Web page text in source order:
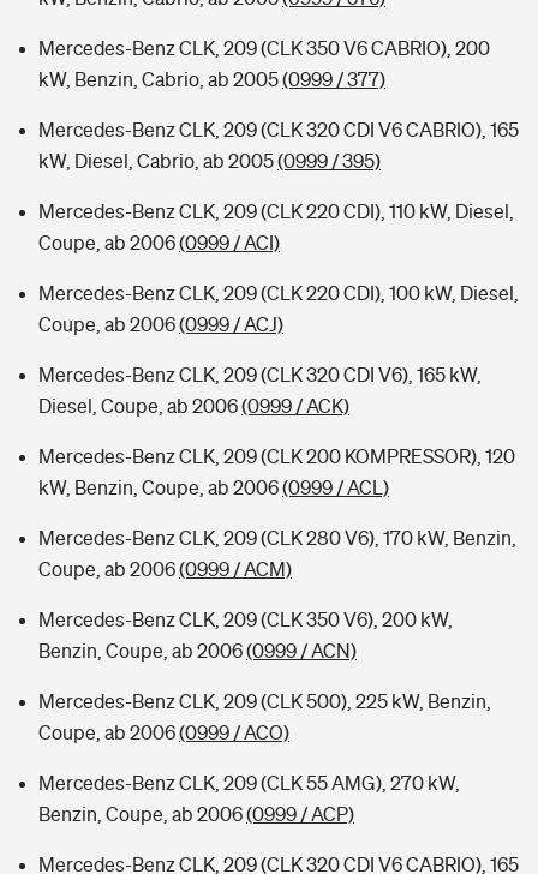
Mercedes-Benz CLK, 209 (CLK 350 V6 CABRIO), 200
kW, Benzin, Cabrio, ab 2005(0999 / 377)
Mercedes-Benz CLK, 209 (CLK 320 CDI V6 CABRIO), 165
kW, Diesel, Cabrio, ab 2005(0999 / 395)
Mercedes-Benz CLK, 209 (CLK 220 CDI), 110 kW, Diesel,
Coupe, ab 2006(0999 / ACI)
Mercedes-Benz CLK, 209 (CLK 220 CDI), 100 kW, Diesel,
Coupe, ab 2006(0999 / ACJ)
Mercedes-Benz CLK, 209 (CLK 320 CDI V6), 165 kW,
Diesel, Coupe, ab 2006(0999 / ACK)
Mercedes-Benz CLK, 209 (CLK 200 KOMPRESSOR), 120
kW, Benzin, Coupe, ab 2006(0999 / ACL)
Mercedes-Benz CLK, 209 (CLK 280 V6), 170 kW, Benzin,
Coupe, ab 2006(0999 / ACM)
Mercedes-Benz CLK, 209 (CLK 350 V6), 200 kW,
Benzin, Coupe, ab 2006(0999 / ACN)
Mercedes-Benz CLK, 209 (CLK 500), 225 kW, Benzin,
Coupe, ab 2006(0999 / ACO)
Mercedes-Benz CLK, 209 (CLK 55 AMG), 270 kW,
Benzin, Coupe, ab 2006(0999 / ACP)
Mercedes-Benz CLK, 209 (CLK 320 CDI V6 CABRIO), 165